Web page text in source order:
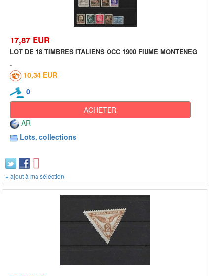
17,87 EUR
LOT DE 18 TIMBRES ITALIENS OCC 1900 FIUME MONTENEG
10,34 EUR
0
ACHETER
AR
Lots, collections
+ ajout à ma sélection